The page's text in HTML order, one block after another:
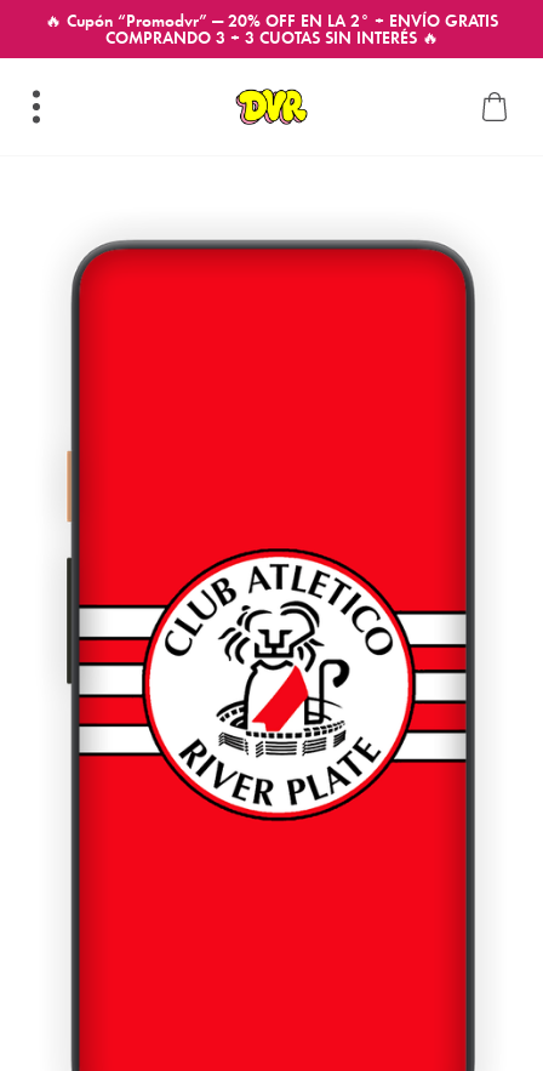
🔥 Cupón “Promodvr” — 20% OFF EN LA 2° + ENVÍO GRATIS
COMPRANDO 3 + 3 CUOTAS SIN INTERÉS 🔥